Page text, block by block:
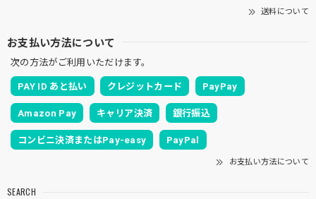
送料について
お支払い方法について
次の方法がご利用いただけます。
PAY ID あと払い クレジットカード PayPay
Amazon Pay キャリア決済 銀行振込
コンビニ決済またはPay-easy PayPal
お支払い方法について
SEARCH